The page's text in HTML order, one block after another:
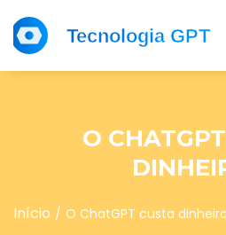
O
Início O ChatGPT custa